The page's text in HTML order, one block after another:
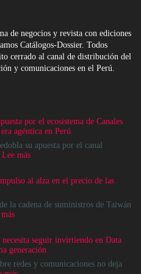
de negocios y revista con ediciones
Catálogos-Dossier. Todos
cerrado al canal de distribución del
y comunicaciones en el Perú.
por el ecosistema de Canales
agéntica en Perú
su apuesta por el canal
Lee más:
apuesta
el
para
acelerar
la
era
al alza en el precio de las
la cadena de suministros de Taiwán
:
del
impulso
al
seguir invirtiendo en Data
generación
redes y comunicaciones no deja